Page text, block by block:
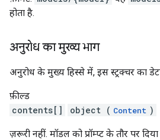
होता है.
अनुरोध का मुख्य भाग
अनुरोध के मुख्य हिस्से में, इस स्ट्रक्चर का
फ़ील्ड
contents[]
object ( Content )
ज़रूरी नहीं. मॉडल को प्रॉम्प्ट के तौर पर